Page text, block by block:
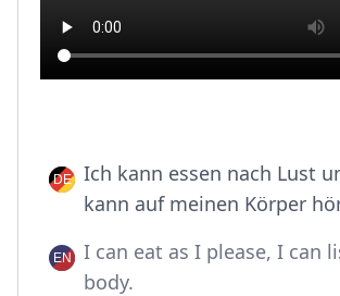
Ich kann essen nach Lust
kann auf meinen Körper
I can eat as I please, I can
body.